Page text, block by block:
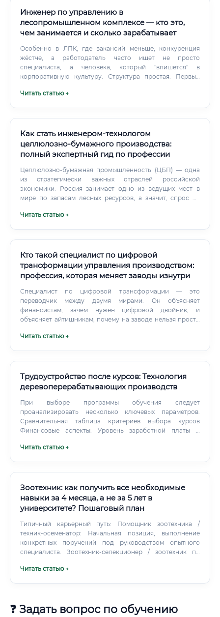
Инженер по управлению в
лесопромышленном комплексе — кто это,
чем занимается и сколько зарабатывает
Особенно в ЛПК, где вакансий меньше, конкуренция
жёстче, а работодатель часто ищет не просто
специалиста, а человека, который "впишется" в
корпоративную культуру. Структура простая: Первый
Читать статью →
Как стать инженером-технологом
целлюлозно-бумажного производства:
полный экспертный гид по профессии
Целлюлозно-бумажная промышленность (ЦБП) — одна
из стратегически важных отраслей российской
экономики. Россия занимает одно из ведущих мест в
мире по запасам лесных ресурсов, а значит, спрос на
высок. ⚠️ Важно понимать: это не просто «бумажный»
Читать статью →
Кто такой специалист по цифровой
трансформации управления производством:
профессия, которая меняет заводы изнутри
Специалист по цифровой трансформации — это
переводчик между двумя мирами. Он объясняет
финансистам, зачем нужен цифровой двойник, и
объясняет айтишникам, почему на заводе нельзя просто
Читать статью →
Трудоустройство после курсов: Технология
деревоперерабатывающих производств
При выборе программы обучения следует
проанализировать несколько ключевых параметров.
Сравнительная таблица критериев выбора курсов
Финансовые аспекты: Уровень заработной платы и
деревообработки напрямую зависит от его опыта,
выпускники курсов?
Читать статью →
Зоотехник: как получить все необходимые
навыки за 4 месяца, а не за 5 лет в
университете? Пошаговый план
Типичный карьерный путь: Помощник зоотехника /
техник-осеменатор: Начальная позиция, выполнение
конкретных поручений под руководством опытного
специалиста. Зоотехник-селекционер / зоотехник по
работы. Старший зоотехник / начальник участка:
Читать статью →
❓ Задать вопрос по обучению